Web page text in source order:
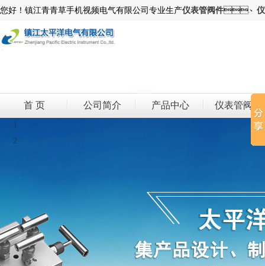
您好！镇江青青草手机视频电气有限公司专业生产仪表管阀件、
首 页 公司简介 产品中心 仪表管阀件
1
2